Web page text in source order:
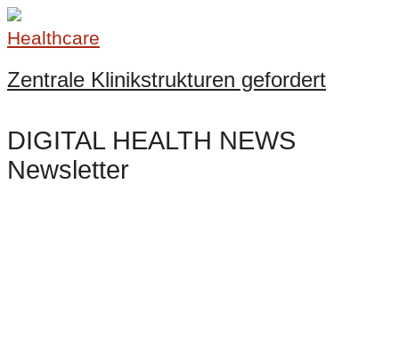
Healthcare
Zentrale Klinikstrukturen gefordert
DIGITAL HEALTH NEWS
Newsletter